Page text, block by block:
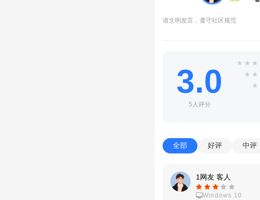
一定不要沉醉于升级的快感
其实说的很极端的：防御可
人说如果没有防御，连资源
其实是这样：被洗空一次，
5.当然，不是鼓励大家玩宝宝
我的意思在于：防御还没下
请文明发言，遵守社区规范
3.0
5人评分
★ ★ ★
★ ★
★
全部 好评 中评
1网友 客人
Windows 10